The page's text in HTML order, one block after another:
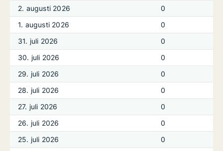
2. augusti 2026
0
1. augusti 2026
0
31. juli 2026
0
30. juli 2026
0
29. juli 2026
0
28. juli 2026
0
27. juli 2026
0
26. juli 2026
0
25. juli 2026
0